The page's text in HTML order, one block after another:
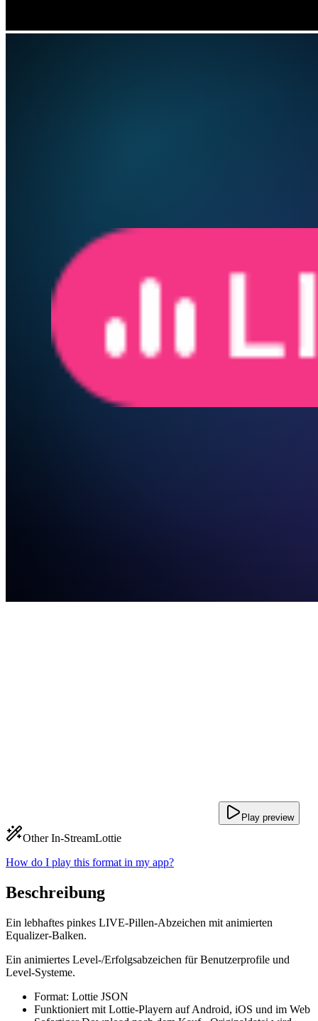
Play preview
Other In-StreamLottie
How do I play this format in my app?
Beschreibung
Ein lebhaftes pinkes LIVE-Pillen-Abzeichen mit animierten
Equalizer-Balken.
Ein animiertes Level-/Erfolgsabzeichen für Benutzerprofile und
Level-Systeme.
Format: Lottie JSON
Funktioniert mit Lottie-Playern auf Android, iOS und im Web